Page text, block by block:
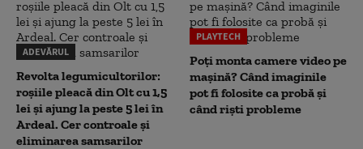
ADEVĂRUL
Revolta legumicultorilor:
roșiile pleacă din Olt cu 1,5
lei și ajung la peste 5 lei în
Ardeal. Cer controale și
eliminarea samsarilor
PLAYTECH
Poți monta camere video pe
mașină? Când imaginile
pot fi folosite ca probă și
când riști probleme